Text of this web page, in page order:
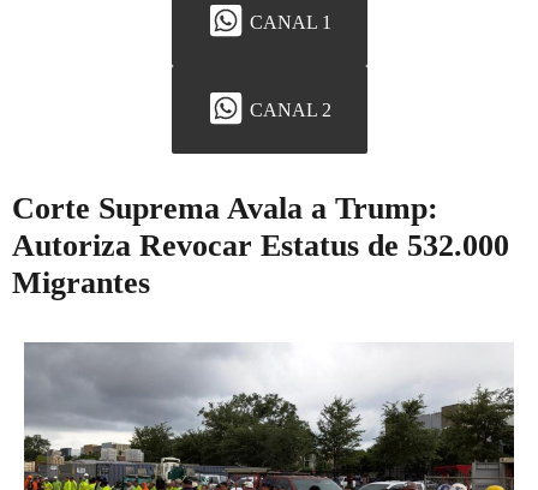
CANAL 1
CANAL 2
Corte Suprema Avala a Trump:
Autoriza Revocar Estatus de 532.000
Migrantes